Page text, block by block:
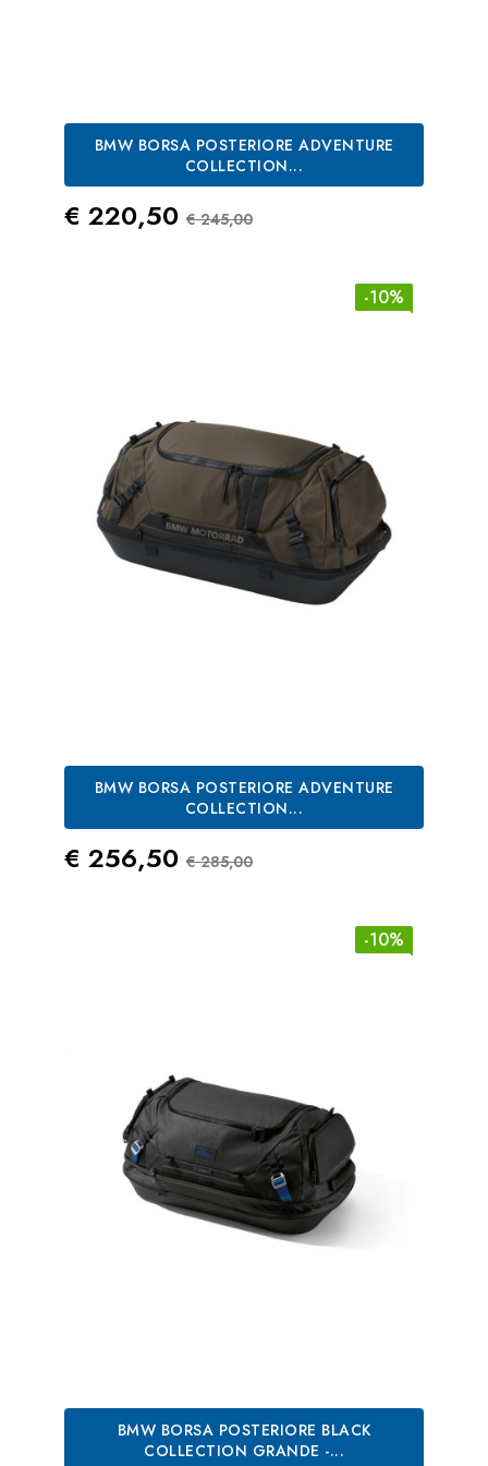
BMW BORSA POSTERIORE ADVENTURE
COLLECTION...
Prezzo
€ 220,50 Prezzo Standard
€ 245,00
-10%
BMW BORSA POSTERIORE ADVENTURE
COLLECTION...
Prezzo
€ 256,50 Prezzo Standard
€ 285,00
-10%
BMW BORSA POSTERIORE BLACK
COLLECTION GRANDE -...